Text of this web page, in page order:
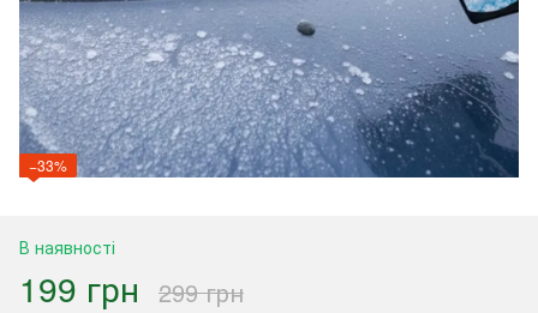
−33%
В наявності
199 грн 299 грн